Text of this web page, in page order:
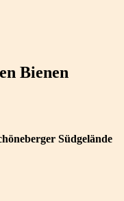
Bienen
Südgelände